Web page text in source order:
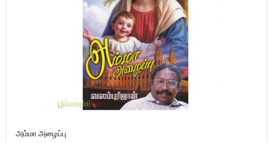
அம்மா அழைப்பு